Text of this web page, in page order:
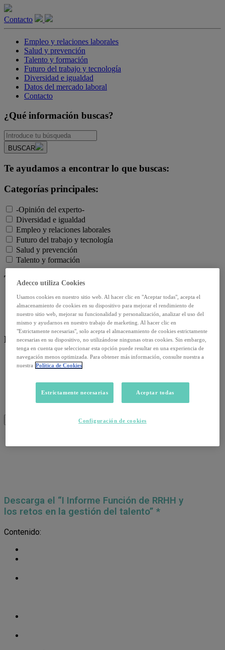
Contacto
Empleo y relaciones laborales
Salud y prevención
Talento y formación
Futuro del trabajo y tecnología
Diversidad e igualdad
Datos del mercado laboral
Contacto
¿Qué información buscas?
BUSCAR
Te ayudamos a encontrar lo que buscas:
Categorías principales:
-Opinión del experto-
Diversidad e igualdad
Empleo y relaciones laborales
Futuro del trabajo y tecnología
Salud y prevención
Talento y formación
Temas de actualidad:
Reformas laborales
Reskilling y upskilling
Salud emocional y post-pandemia
Recursos:
Artículos
Infografías
Podcast
Descarga el “I Informe Función de RRHH y
los retos en la gestión del talento” *
Contenido:
Adecco utiliza Cookies
Usamos cookies en nuestro sitio web. Al hacer clic en "Aceptar todas", acepta el
almacenamiento de cookies en su dispositivo para mejorar el rendimiento de
nuestro sitio web, mejorar su funcionalidad y personalización, analizar el uso del
mismo y ayudarnos en nuestro trabajo de marketing. Al hacer clic en
"Estrictamente necesarias", solo acepta el almacenamiento de cookies estrictamente
necesarias en su dispositivo, no utilizándose ningunas otras cookies. Sin embargo,
tenga en cuenta que seleccionar esta opción puede resultar en una experiencia de
navegación menos optimizada. Para obtener más información, consulte nuestra a
nuestra Política de Cookies
Estrictamente necesarias Aceptar todas
Configuración de cookies